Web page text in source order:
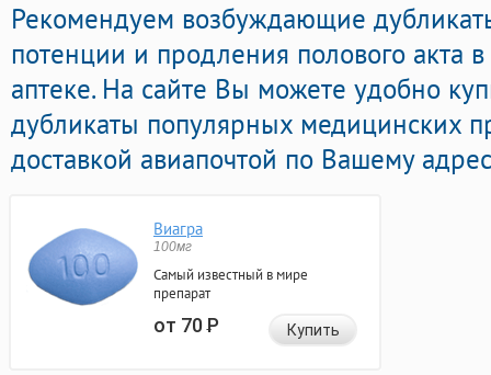
Рекомендуем возбуждающие
потенции и продления полового акта
аптеке. На сайте Вы можете удобно
дубликаты популярных медицинских
доставкой авиапочтой по Вашему
Виагра
100мг
Самый известный в мире
препарат
от 70Р Купить